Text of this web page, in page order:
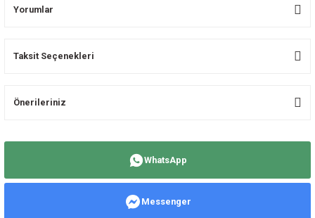
Yorumlar
Taksit Seçenekleri
Önerileriniz
Ürün resmi kalitesiz, bozuk veya görüntülenemiyor.
WhatsApp
Messenger